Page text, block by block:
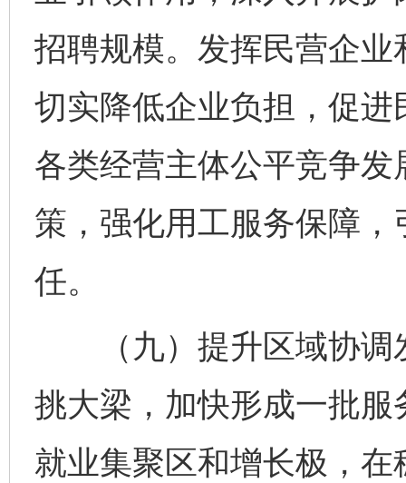
招聘规模。发挥民营企
切实降低企业负担，促
各类经营主体公平竞争
策，强化用工服务保障
任。
（九）提升区域协调
挑大梁，加快形成一批
就业集聚区和增长极，